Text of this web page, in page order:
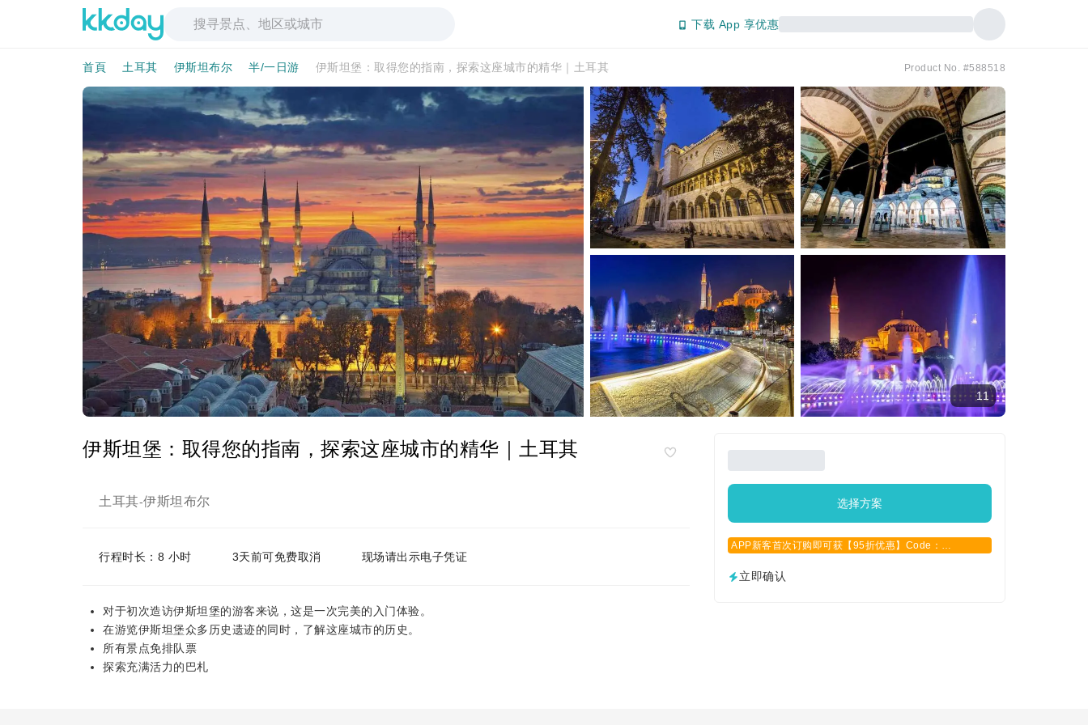
下载 App 享优惠
首頁 土耳其 伊斯坦布尔 半/一日游 伊斯坦堡：取得您的指南，探索这座城市的精华｜土耳其 Product No. #588518
11
伊斯坦堡：取得您的指南，探索这座城市的精华｜土耳其
土耳其-伊斯坦布尔
行程时长：8 小时 3天前可免费取消 现场请出示电子凭证
对于初次造访伊斯坦堡的游客来说，这是一次完美的入门体验。
在游览伊斯坦堡众多历史遗迹的同时，了解这座城市的历史。
所有景点免排队票
探索充满活力的巴札
选择方案
APP新客首次订购即可获【95折优惠】Code：
立即确认